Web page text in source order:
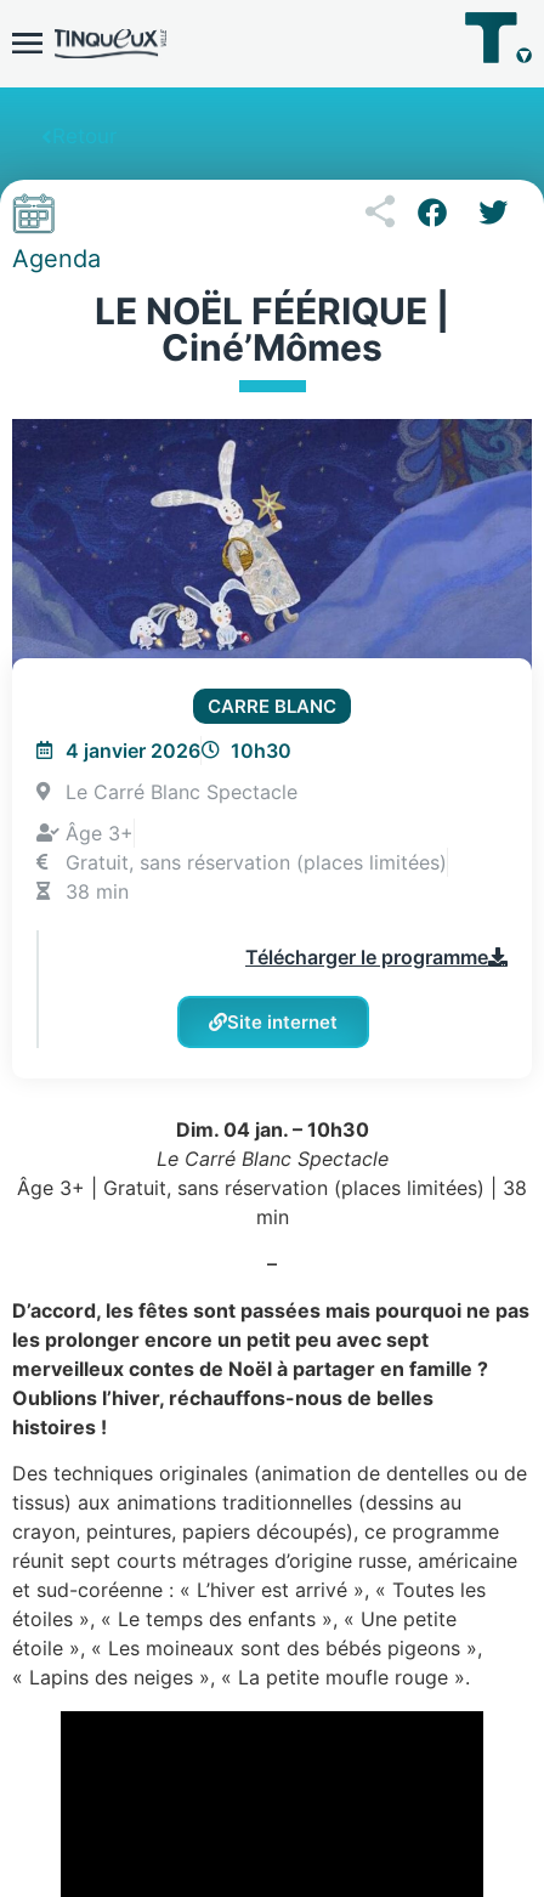
Agenda
LE NOËL FÉÉRIQUE |
Ciné’Mômes
CARRE BLANC
4 janvier 2026
10h30
Le Carré Blanc Spectacle
Âge 3+
Gratuit, sans réservation (places limitées)
38 min
Télécharger le programme
Site internet
Dim. 04 jan. – 10h30
Le Carré Blanc Spectacle
Âge 3+ | Gratuit, sans réservation (places limitées) | 38
min
–
D’accord, les fêtes sont passées mais pourquoi ne pas
les prolonger encore un petit peu avec sept
merveilleux contes de Noël à partager en famille ?
Oublions l’hiver, réchauffons-nous de belles
histoires !
Des techniques originales (animation de dentelles ou de
tissus) aux animations traditionnelles (dessins au
crayon, peintures, papiers découpés), ce programme
réunit sept courts métrages d’origine russe, américaine
et sud-coréenne : « L’hiver est arrivé », « Toutes les
étoiles », « Le temps des enfants », « Une petite
étoile », « Les moineaux sont des bébés pigeons »,
« Lapins des neiges », « La petite moufle rouge ».